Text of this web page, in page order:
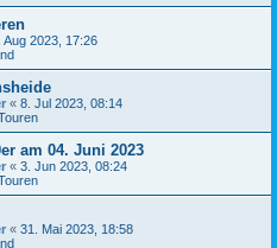
Aug 2023, 17:26
« 8. Jul 2023, 08:14
am 04. Juni 2023
« 3. Jun 2023, 08:24
« 31. Mai 2023, 18:58